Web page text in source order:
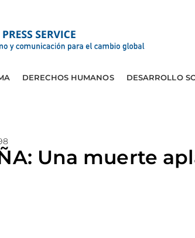
DERECHOS HUMANOS DESARROLLO
Una muerte